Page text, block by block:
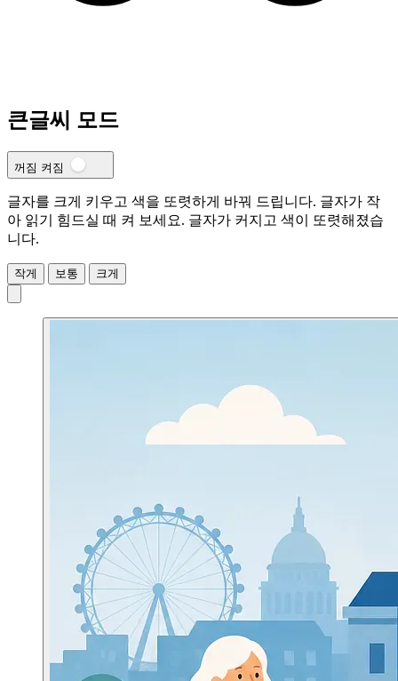
큰글씨 모드
꺼짐 켜짐
글자를 크게 키우고 색을 또렷하게 바꿔 드립니다. 글자가 작
아 읽기 힘드실 때 켜 보세요. 글자가 커지고 색이 또렷해졌습
니다.
작게 보통 크게